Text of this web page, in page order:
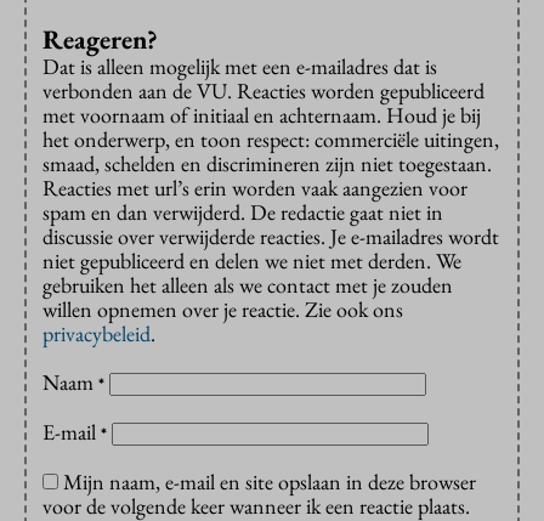
Reageren?
Dat is alleen mogelijk met een e-mailadres dat is
verbonden aan de VU. Reacties worden gepubliceerd
met voornaam of initiaal en achternaam. Houd je bij
het onderwerp, en toon respect: commerciële uitingen,
smaad, schelden en discrimineren zijn niet toegestaan.
Reacties met url’s erin worden vaak aangezien voor
spam en dan verwijderd. De redactie gaat niet in
discussie over verwijderde reacties. Je e-mailadres wordt
niet gepubliceerd en delen we niet met derden. We
gebruiken het alleen als we contact met je zouden
willen opnemen over je reactie. Zie ook ons
privacybeleid.
Naam *
E-mail *
Mijn naam, e-mail en site opslaan in deze browser
voor de volgende keer wanneer ik een reactie plaats.